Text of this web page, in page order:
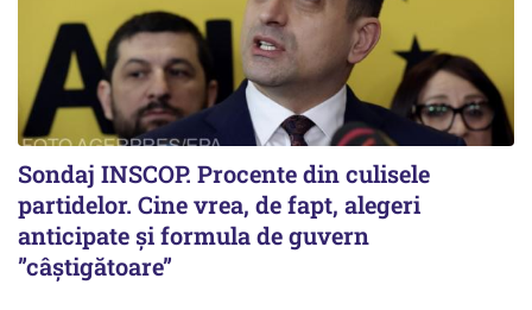
Sondaj INSCOP. Procente din culisele
partidelor. Cine vrea, de fapt, alegeri
anticipate și formula de guvern
”câștigătoare”